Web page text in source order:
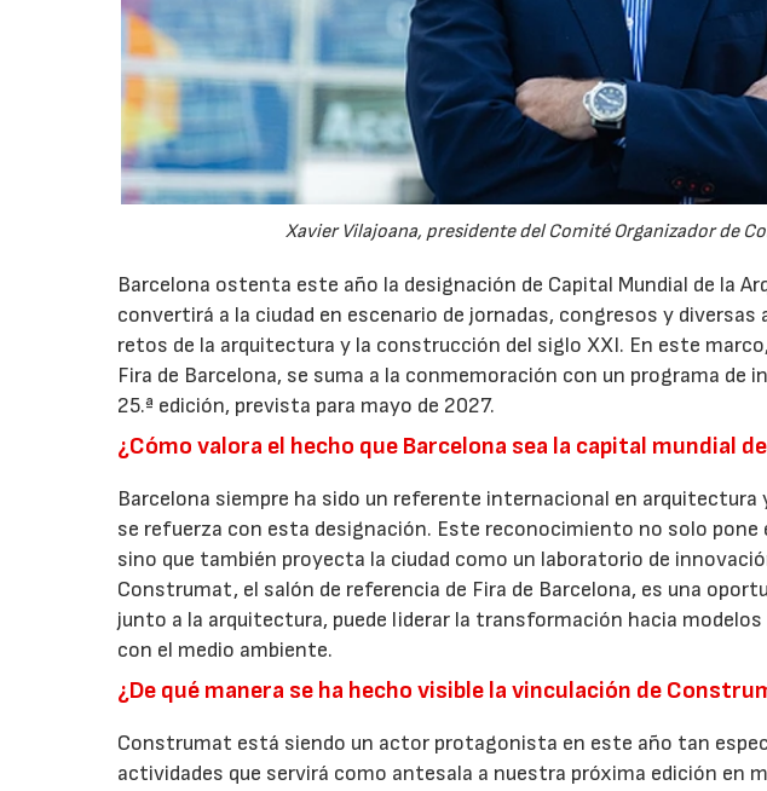
Xavier Vilajoana, presidente del Comité Organizador de
Barcelona ostenta este año la designación de Capital Mundial de la
convertirá a la ciudad en escenario de jornadas, congresos y
retos de la arquitectura y la construcción del siglo XXI. En este
Fira de Barcelona, se suma a la conmemoración con un programa de
25.ª edición, prevista para mayo de 2027.
¿Cómo valora el hecho que Barcelona sea la capital mundial
Barcelona siempre ha sido un referente internacional en
se refuerza con esta designación. Este reconocimiento no solo
sino que también proyecta la ciudad como un laboratorio de
Construmat, el salón de referencia de Fira de Barcelona, es una
junto a la arquitectura, puede liderar la transformación hacia
con el medio ambiente.
¿De qué manera se ha hecho visible la vinculación de
Construmat está siendo un actor protagonista en este año tan
actividades que servirá como antesala a nuestra próxima edición en